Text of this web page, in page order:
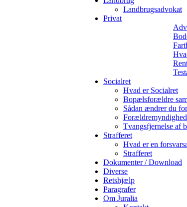
Landbrugsadvokat
Privat
Socialret
Hvad er Socialret
Bopælsforældre
Sådan ændrer du
Forældremyndighed
Tvangsfjernelse af
Strafferet
Hvad er en
Strafferet
Dokumenter / Download
Diverse
Retshjælp
Paragrafer
Om Juralia